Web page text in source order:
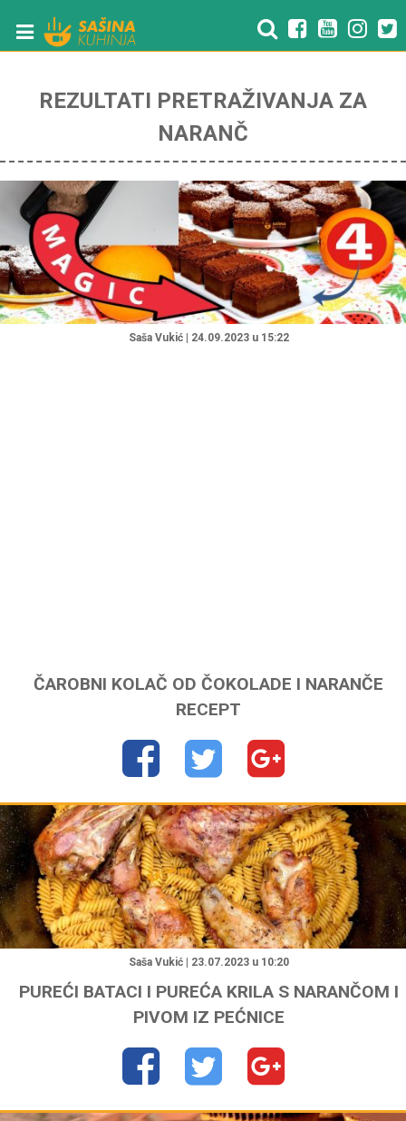
REZULTATI PRETRAŽIVANJA ZA
NARANČ
"
Saša Vukić | 24.09.2023 u 15:22
ČAROBNI KOLAČ OD ČOKOLADE I NARANČE
RECEPT
"
Saša Vukić | 23.07.2023 u 10:20
PUREĆI BATACI I PUREĆA KRILA S NARANČOM I
PIVOM IZ PEĆNICE